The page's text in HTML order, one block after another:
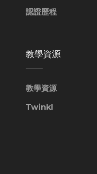
認證歷程
教學資源
教學資源
Twinkl